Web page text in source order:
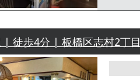
| 徒歩4分 | 板橋区志村2丁目